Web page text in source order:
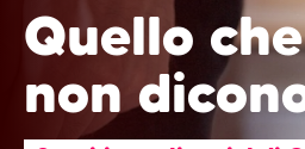
Quello
non